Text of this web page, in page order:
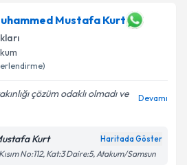
Mustafa Kurt
çözüm odaklı olmadı ve
Devamı
Kurt Haritada Göster
No:112, Kat:3 Daire:5, Atakum/Samsun